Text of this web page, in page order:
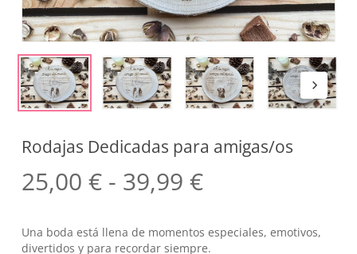
Rodajas Dedicadas para amigas/os
25,00 € - 39,99 €Rango
precios:
Una boda está llena de momentos especiales, emotivos,
divertidos y para recordar siempre.